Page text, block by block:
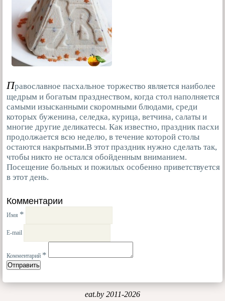
Православное пасхальное торжество является наиболее
щедрым и богатым празднеством, когда стол наполняется
самыми изысканными скоромными блюдами, среди
которых буженина, селедка, курица, ветчина, салаты и
многие другие деликатесы. Как известно, праздник пасхи
продолжается всю неделю, в течение которой столы
остаются накрытыми.В этот праздник нужно сделать так,
чтобы никто не остался обойденным вниманием.
Посещение больных и пожилых особенно приветствуется
в этот день.
Комментарии
Имя *
E-mail
Комментарий *
eat.by 2011-2026